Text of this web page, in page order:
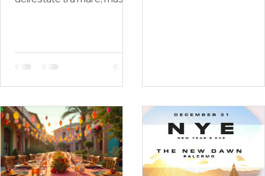
Sicilia, preparati a vivere
Sea Club, dove ogni
farti sognare. Il 14 agosto,
unisciti a noi per un evento
esclusivo fatto di cena,
musica dal vivo, DJ set e
atmosfere mozzafiato sul
di eventi esclusivi a
Palermo. Creiamo
esperienze che
musica, DJ, location
selezionate